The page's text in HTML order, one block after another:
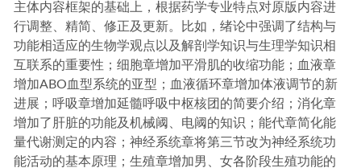
主体内容框架的基础上，根据药学专业特点对原版内容进
行调整、精简、修正及更新。比如，绪论中强调了结构与
功能相适应的生物学观点以及解剖学知识与生理学知识相
互联系的重要性；细胞章增加平滑肌的收缩功能；血液章
增加ABO血型系统的亚型；血液循环章增加体液调节的新
进展；呼吸章增加延髓呼吸中枢核团的简要介绍；消化章
增加了肝脏的功能及机械阈、电阈的知识；能代章简化能
量代谢测定的内容；神经系统章将第三节改为神经系统功
能活动的基本原理；生殖章增加男、女各阶段生殖功能的